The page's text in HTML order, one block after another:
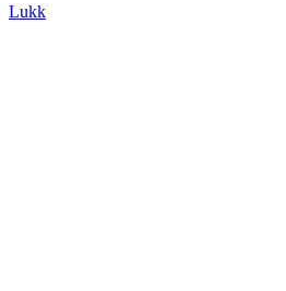
Lukk